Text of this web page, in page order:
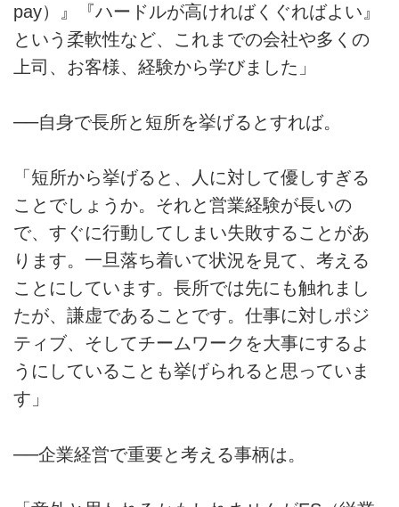
pay）』『ハードルが高ければくぐればよい』
という柔軟性など、これまでの会社や多くの
上司、お客様、経験から学びました」
──自身で長所と短所を挙げるとすれば。
「短所から挙げると、人に対して優しすぎる
ことでしょうか。それと営業経験が長いの
で、すぐに行動してしまい失敗することがあ
ります。一旦落ち着いて状況を見て、考える
ことにしています。長所では先にも触れまし
たが、謙虚であることです。仕事に対しポジ
ティブ、そしてチームワークを大事にするよ
うにしていることも挙げられると思っていま
す」
──企業経営で重要と考える事柄は。